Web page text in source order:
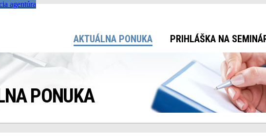
AKTUÁLNA PONUKA PRIHLÁŠKA NA
PONUKA